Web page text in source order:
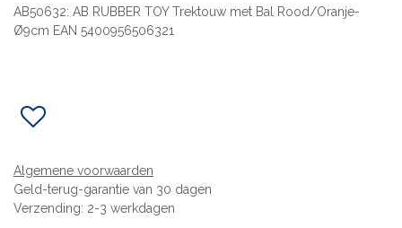
AB50632: AB RUBBER TOY Trektouw met Bal Rood/Oranje-
Ø9cm EAN 5400956506321
Algemene voorwaarden
Geld-terug-garantie van 30 dagen
Verzending: 2-3 werkdagen